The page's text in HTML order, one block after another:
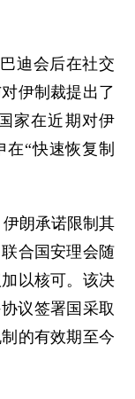
迪会后在社交
伊制裁提出了
家在近期对伊
“快速恢复制
朗承诺限制其
合国安理会随
以核可。该决
议签署国采取
的有效期至今